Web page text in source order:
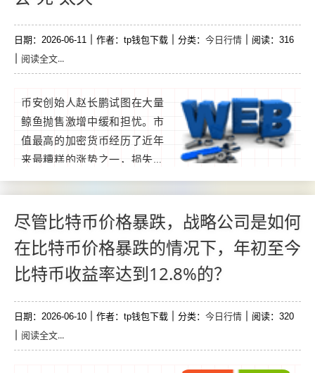
增长，并为投资者提供“参与向
区块链基本基础设施转型”的机
会。...
日期：2026-06-11 作者：tp钱包下载 分类： 今日行情 阅读：316
阅读全文...
币安创始人赵长鹏试图在大量
鲸鱼抛售激增中缓和担忧。市
值最高的加密货币经历了近年
来最糟糕的涨势之一，损失了
大量涨幅。交易者仍持怀疑态
度，因为周数据在大量鲸鱼清
仓中偏空。比特币鲸鱼会挑战
尽管比特币价格暴跌，战略公司是如何
在比特币价格暴跌的情况下，年初至今
比特币收益率达到12.8%的？
日期：2026-06-10 作者：tp钱包下载 分类： 今日行情 阅读：320
阅读全文...